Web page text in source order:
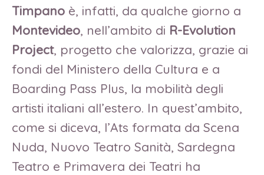
Timpano è, infatti, da qualche giorno a
Montevideo, nell’ambito di R-Evolution
Project, progetto che valorizza, grazie ai
fondi del Ministero della Cultura e a
Boarding Pass Plus, la mobilità degli
artisti italiani all’estero. In quest’ambito,
come si diceva, l’Ats formata da Scena
Nuda, Nuovo Teatro Sanità, Sardegna
Teatro e Primavera dei Teatri ha